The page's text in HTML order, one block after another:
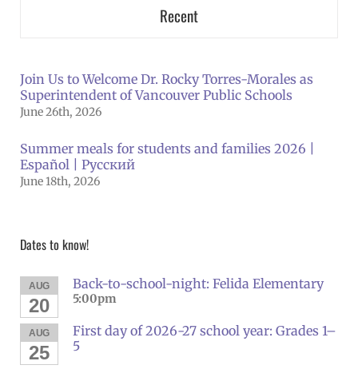
Recent
Join Us to Welcome Dr. Rocky Torres-Morales as
Superintendent of Vancouver Public Schools
June 26th, 2026
Summer meals for students and families 2026 |
Español | Русский
June 18th, 2026
Dates to know!
AUG
20
Back-to-school-night: Felida Elementary
5:00pm
AUG
25
First day of 2026-27 school year: Grades 1–
5